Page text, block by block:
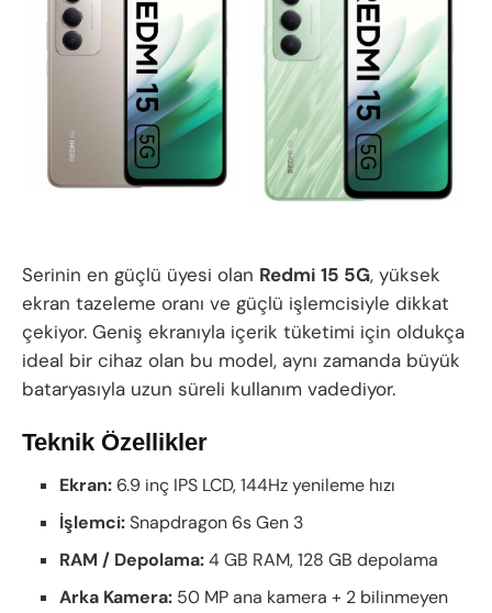
Serinin en güçlü üyesi olan Redmi 15 5G, yüksek
ekran tazeleme oranı ve güçlü işlemcisiyle dikkat
çekiyor. Geniş ekranıyla içerik tüketimi için oldukça
ideal bir cihaz olan bu model, aynı zamanda büyük
bataryasıyla uzun süreli kullanım vadediyor.
Teknik Özellikler
Ekran: 6.9 inç IPS LCD, 144Hz yenileme hızı
İşlemci:Snapdragon 6s Gen 3
RAM / Depolama:4 GB RAM, 128 GB depolama
Arka Kamera: 50 MP ana kamera + 2 bilinmeyen